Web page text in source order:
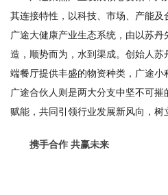
其连接特性，以科技、市场、产能及
广途大健康产业生态系统，由以苏
造，顺势而为，水到渠成。创始人苏
端餐厅提供丰盛的物资种类，广途小
广途合伙人则是两大分支中坚不可摧
赋能，共同引领行业发展新风向，树
携手合作 共赢未来